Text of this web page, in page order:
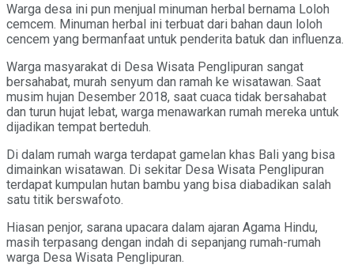
Warga desa ini pun menjual minuman herbal bernama Loloh
cemcem. Minuman herbal ini terbuat dari bahan daun loloh
cencem yang bermanfaat untuk penderita batuk dan influenza.
Warga masyarakat di Desa Wisata Penglipuran sangat
bersahabat, murah senyum dan ramah ke wisatawan. Saat
musim hujan Desember 2018, saat cuaca tidak bersahabat
dan turun hujat lebat, warga menawarkan rumah mereka untuk
dijadikan tempat berteduh.
Di dalam rumah warga terdapat gamelan khas Bali yang bisa
dimainkan wisatawan. Di sekitar Desa Wisata Penglipuran
terdapat kumpulan hutan bambu yang bisa diabadikan salah
satu titik berswafoto.
Hiasan penjor, sarana upacara dalam ajaran Agama Hindu,
masih terpasang dengan indah di sepanjang rumah-rumah
warga Desa Wisata Penglipuran.